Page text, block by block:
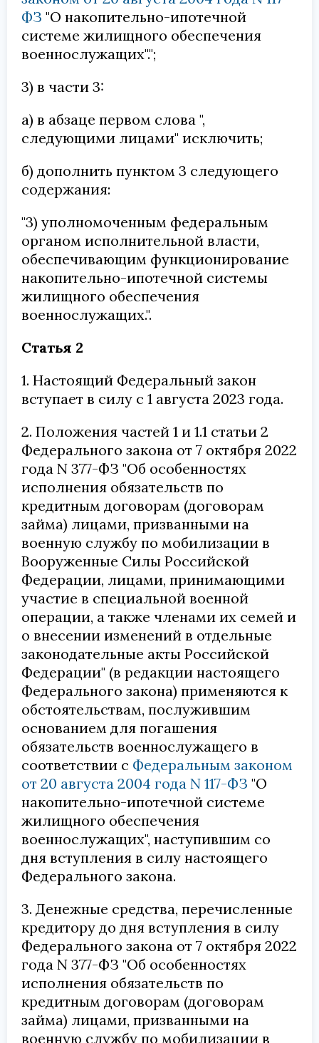
ФЗ "О накопительно-ипотечной
системе жилищного обеспечения
военнослужащих".";
3) в части 3:
а) в абзаце первом слова ",
следующими лицами" исключить;
б) дополнить пунктом 3 следующего
содержания:
"3) уполномоченным федеральным
органом исполнительной власти,
обеспечивающим функционирование
накопительно-ипотечной системы
жилищного обеспечения
военнослужащих.".
Статья 2
1. Настоящий Федеральный закон
вступает в силу с 1 августа 2023 года.
2. Положения частей 1 и 1.1 статьи 2
Федерального закона от 7 октября 2022
года N 377-ФЗ "Об особенностях
исполнения обязательств по
кредитным договорам (договорам
займа) лицами, призванными на
военную службу по мобилизации в
Вооруженные Силы Российской
Федерации, лицами, принимающими
участие в специальной военной
операции, а также членами их семей и
о внесении изменений в отдельные
законодательные акты Российской
Федерации" (в редакции настоящего
Федерального закона) применяются к
обстоятельствам, послужившим
основанием для погашения
обязательств военнослужащего в
соответствии с Федеральным законом
от 20 августа 2004 года N 117-ФЗ "О
накопительно-ипотечной системе
жилищного обеспечения
военнослужащих", наступившим со
дня вступления в силу настоящего
Федерального закона.
3. Денежные средства, перечисленные
кредитору до дня вступления в силу
Федерального закона от 7 октября 2022
года N 377-ФЗ "Об особенностях
исполнения обязательств по
кредитным договорам (договорам
займа) лицами, призванными на
военную службу по мобилизации в